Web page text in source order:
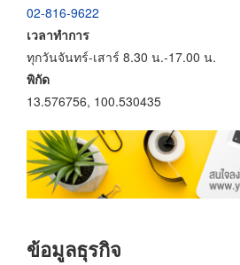
02-816-9622
เวลาทำการ
ทุกวันจันทร์-เสาร์ 8.30 น.-17.00 น.
พิกัด
13.576756, 100.530435
ข้อมูลธุรกิจ